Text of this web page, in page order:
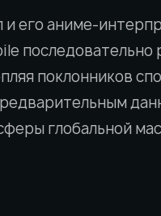
его аниме-
поклонников
глобальной